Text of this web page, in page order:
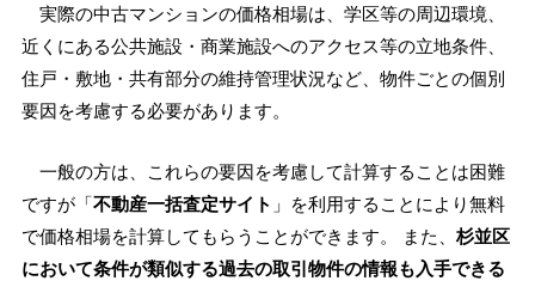
実際の中古マンションの価格相場は、学区等の周辺環境、
近くにある公共施設・商業施設へのアクセス等の立地条件、
住戸・敷地・共有部分の維持管理状況など、物件ごとの個別
要因を考慮する必要があります。
一般の方は、これらの要因を考慮して計算することは困難
ですが「不動産一括査定サイト 」を利用することにより無料
で価格相場を計算してもらうことができます。 また、 杉並区
において条件が類似する過去の取引物件の情報も入手できる